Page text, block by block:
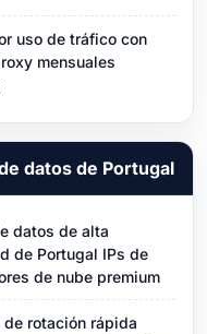
uso de tráfico con
mensuales
datos de Portugal
datos de alta
de Portugal IPs de
de nube premium
de rotación rápida